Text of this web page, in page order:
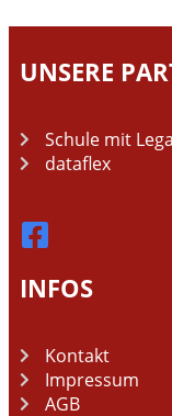
UNSERE
Schule mit
dataflex
INFOS
Kontakt
Impressum
AGB